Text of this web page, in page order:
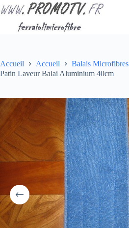
Passer
au
contenu
Accueil Accueil
Balais Microfibres
Patin Laveur Balai Aluminium 40cm